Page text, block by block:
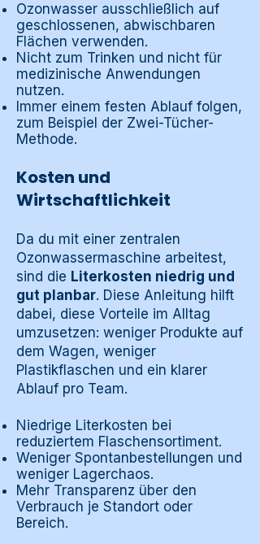
Ozonwasser ausschließlich auf
geschlossenen, abwischbaren
Flächen verwenden.
Nicht zum Trinken und nicht für
medizinische Anwendungen
nutzen.
Immer einem festen Ablauf folgen,
zum Beispiel der Zwei-Tücher-
Methode.
Kosten und
Wirtschaftlichkeit
Da du mit einer zentralen
Ozonwassermaschine arbeitest,
sind die Literkosten niedrig und
gut planbar. Diese Anleitung hilft
dabei, diese Vorteile im Alltag
umzusetzen: weniger Produkte auf
dem Wagen, weniger
Plastikflaschen und ein klarer
Ablauf pro Team.
Niedrige Literkosten bei
reduziertem Flaschensortiment.
Weniger Spontanbestellungen und
weniger Lagerchaos.
Mehr Transparenz über den
Verbrauch je Standort oder
Bereich.